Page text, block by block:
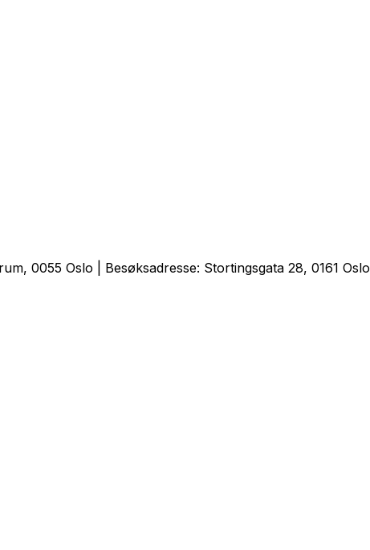
0055 Oslo | Besøksadresse: Stortingsgata 28, 0161 Oslo